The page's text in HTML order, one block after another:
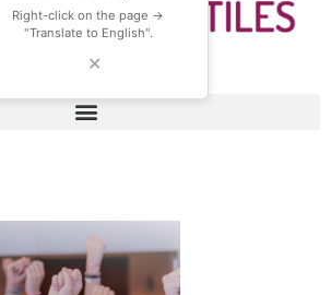
Right-click on the page →
"Translate to English".
✕